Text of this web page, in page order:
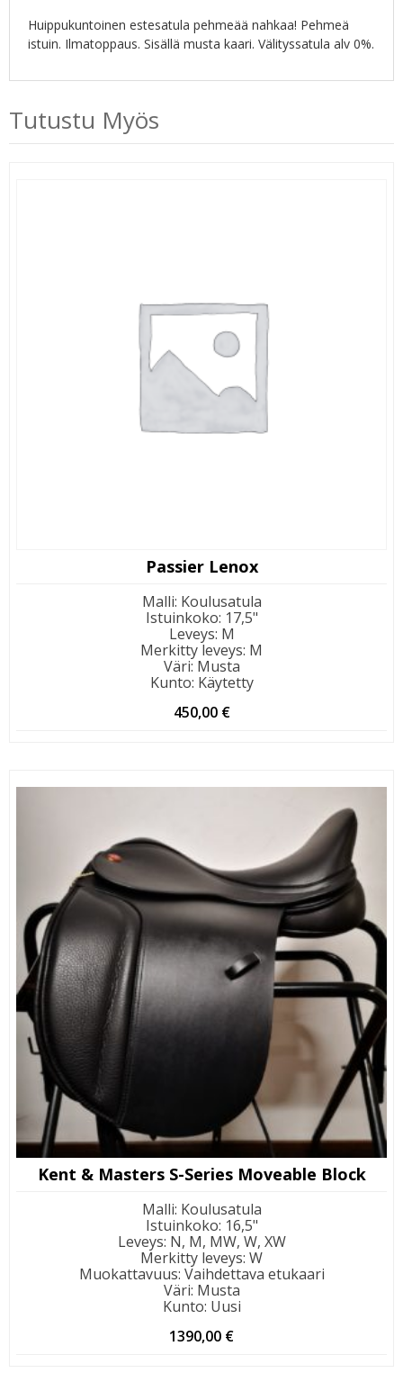
Huippukuntoinen estesatula pehmeää nahkaa! Pehmeä
istuin. Ilmatoppaus. Sisällä musta kaari. Välityssatula alv 0%.
Tutustu Myös
Passier Lenox
Malli: Koulusatula
Istuinkoko: 17,5"
Leveys: M
Merkitty leveys: M
Väri: Musta
Kunto: Käytetty
450,00 €
Kent & Masters S-Series Moveable Block
Malli: Koulusatula
Istuinkoko: 16,5"
Leveys: N, M, MW, W, XW
Merkitty leveys: W
Muokattavuus: Vaihdettava etukaari
Väri: Musta
Kunto: Uusi
1390,00 €